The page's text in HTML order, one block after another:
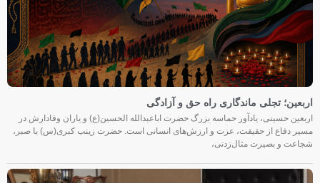
اربعین؛ تجلی ماندگاری راه حق و آزادگی
اربعین حسینی، یادآور حماسه بزرگ حضرت اباعبدالله الحسین(ع) و یاران وفادارش در
مسیر دفاع از حقیقت، عزت و ارزش‌های انسانی است. حضرت زینب کبری(س) با صبر،
شجاعت و بصیرت مثال‌زدنی،